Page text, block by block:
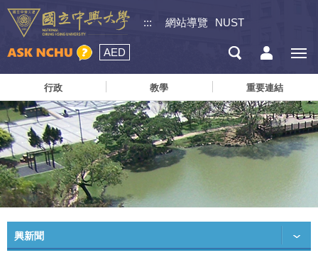
::: 網站導覽 NUST
AED
行政 教學 重要連結
興新聞